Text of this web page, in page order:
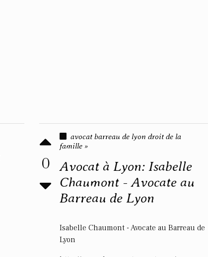
0
avocat barreau de lyon droit de la
famille »
Avocat à Lyon: Isabelle
Chaumont - Avocate au
Barreau de Lyon
Isabelle Chaumont - Avocate au Barreau de
Lyon